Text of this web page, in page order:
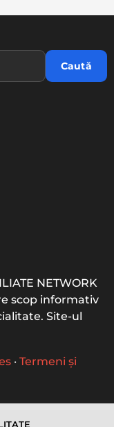
NETWORK
scop informativ
Site-ul
· Termeni și